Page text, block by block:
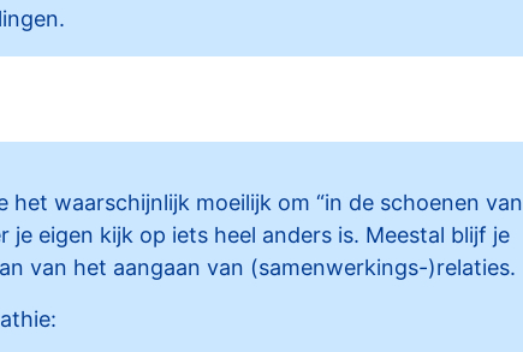
waarschijnlijk moeilijk om “in de schoenen van
je eigen kijk op iets heel anders is. Meestal blijf je
van het aangaan van (samenwerkings-)relaties.